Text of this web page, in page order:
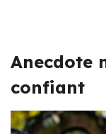
Anecdote
confiant